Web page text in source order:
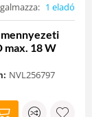
1 eladó
max. 18 W
NVL256797